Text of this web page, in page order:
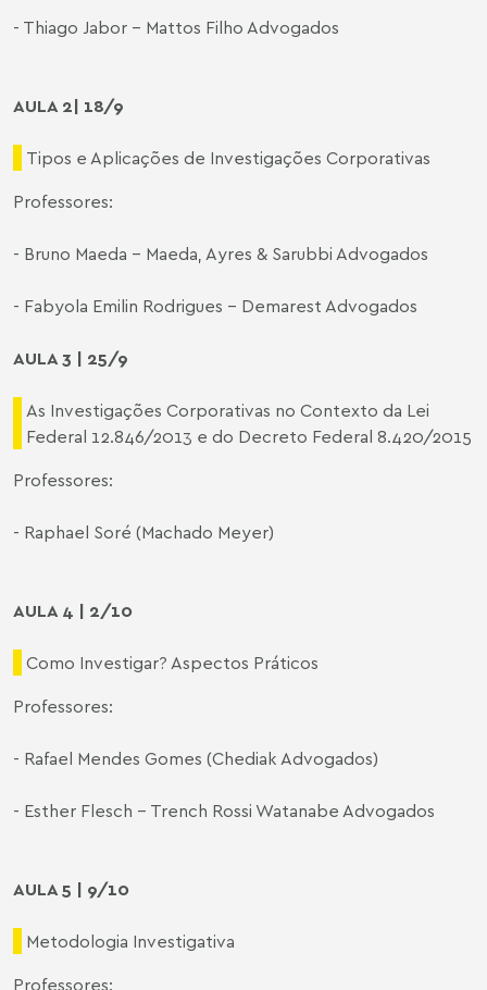
- Thiago Jabor - Mattos Filho Advogados
AULA 2| 18/9
Tipos e Aplicações de Investigações Corporativas
Professores:
- Bruno Maeda - Maeda, Ayres & Sarubbi Advogados
- Fabyola Emilin Rodrigues - Demarest Advogados
AULA 3 | 25/9
As Investigações Corporativas no Contexto da Lei
Federal 12.846/2013 e do Decreto Federal 8.420/2015
Professores:
- Raphael Soré (Machado Meyer)
AULA 4 | 2/10
Como Investigar? Aspectos Práticos
Professores:
- Rafael Mendes Gomes (Chediak Advogados)
- Esther Flesch – Trench Rossi Watanabe Advogados
AULA 5 | 9/10
Metodologia Investigativa
Professores: